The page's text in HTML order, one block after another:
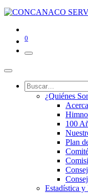
0
¿Quiénes
100
Plan
Estadística y